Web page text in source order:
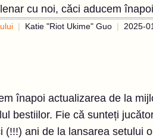
cu noi, căci aducem
Katie "Riot Ukime" Guo 2025-
înapoi actualizarea de la
bestiilor. Fie că sunteți
ani de la lansarea setului